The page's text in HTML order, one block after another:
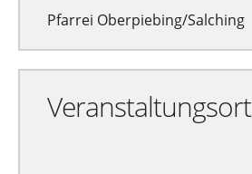
Pfarrei Oberpiebing/Salching
Veranstaltungsort